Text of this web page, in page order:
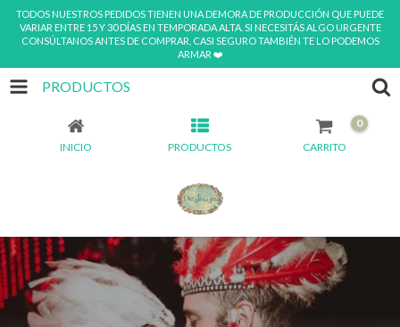
TODOS NUESTROS PEDIDOS TIENEN UNA DEMORA DE PRODUCCIÓN QUE PUEDE
VARIAR ENTRE 15 Y 30 DÍAS EN TEMPORADA ALTA. SI NECESITÁS ALGO URGENTE
CONSÚLTANOS ANTES DE COMPRAR, CASI SEGURO TAMBIÉN TE LO PODEMOS
ARMAR ❤️
PRODUCTOS
INICIO PRODUCTOS CARRITO
0